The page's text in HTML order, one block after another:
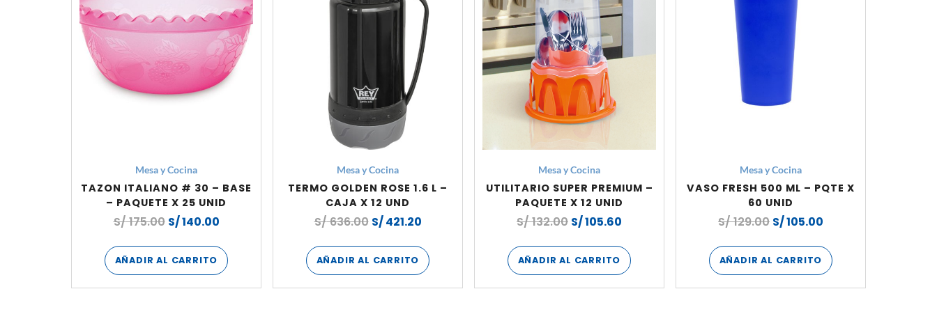
Mesa y Cocina
TAZON ITALIANO # 30 – BASE
– PAQUETE X 25 UNID
S/175.00 S/140.00
AÑADIR AL CARRITO
Mesa y Cocina
TERMO GOLDEN ROSE 1.6 L –
CAJA X 12 UND
S/636.00 S/421.20
AÑADIR AL CARRITO
Mesa y Cocina
UTILITARIO SUPER PREMIUM –
PAQUETE X 12 UNID
S/132.00 S/105.60
AÑADIR AL CARRITO
Mesa y Cocina
VASO FRESH 500 ML – PQTE X
60 UNID
S/129.00 S/105.00
AÑADIR AL CARRITO